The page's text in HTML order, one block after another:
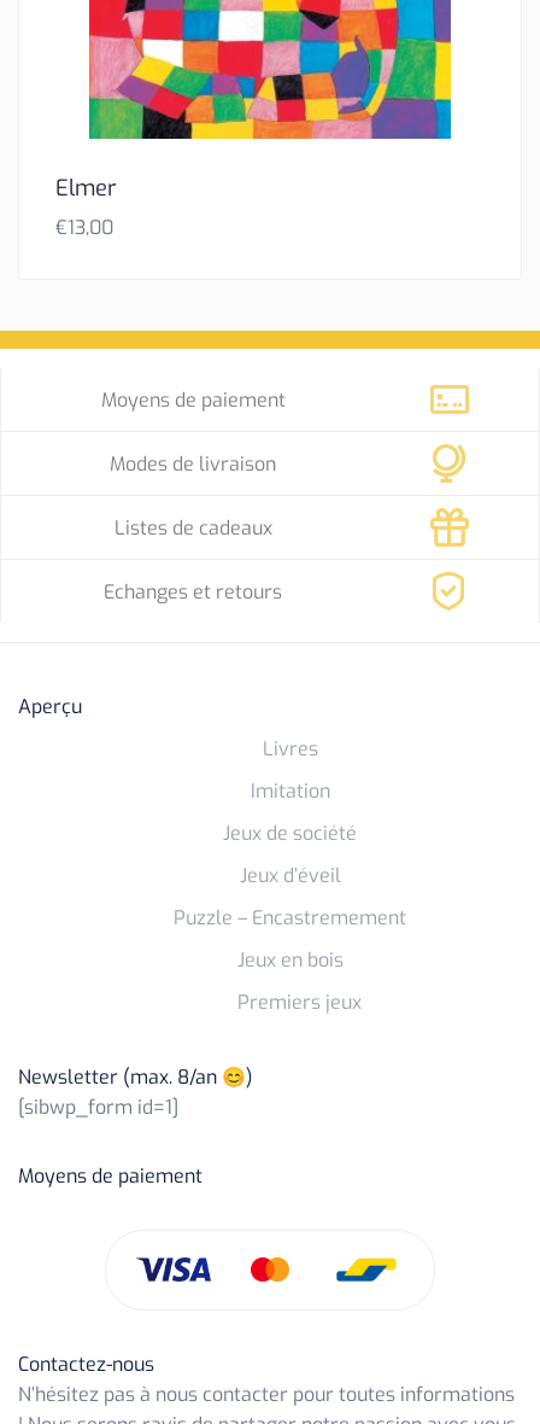
Elmer
€13,00
Moyens de paiement
Modes de livraison
Listes de cadeaux
Echanges et retours
Aperçu
Livres
Imitation
Jeux de société
Jeux d’éveil
Puzzle – Encastremement
Jeux en bois
Premiers jeux
Newsletter (max. 8/an 😊)
[sibwp_form id=1]
Moyens de paiement
Contactez-nous
N’hésitez pas à nous contacter pour toutes informations